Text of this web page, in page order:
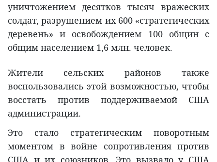
уничтожением десятков тысяч вражеских
солдат, разрушением их 600 «стратегических
деревень» и освобождением 100 общин с
общим населением 1,6 млн. человек.
Жители сельских районов также
воспользовались этой возможностью, чтобы
восстать против поддерживаемой США
администрации.
Это стало стратегическим поворотным
моментом в войне сопротивления против
США и их союзников. Это вызвало у США